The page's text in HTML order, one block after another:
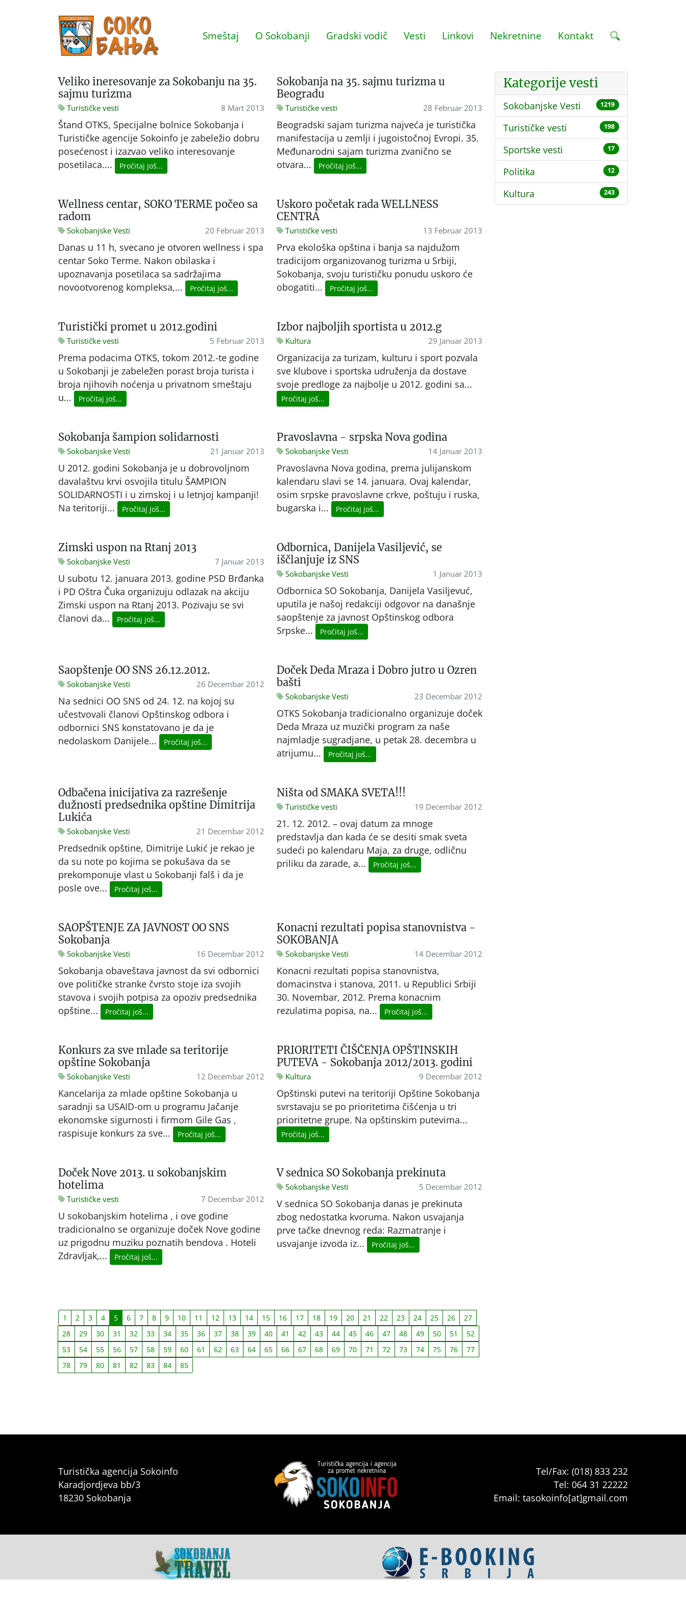
Smeštaj O Sokobanji Gradski vodič Vesti Linkovi Nekretnine Kontakt
Veliko ineresovanje za Sokobanju na 35.
sajmu turizma
Turističke vesti 8 Mart 2013
Štand OTKS, Specijalne bolnice Sokobanja i
Turističke agencije Sokoinfo je zabeležio dobru
posećenost i izazvao veliko interesovanje
posetilaca....
Pročitaj još...
Sokobanja na 35. sajmu turizma u
Beogradu
Turističke vesti 28 Februar 2013
Beogradski sajam turizma najveća je turistička
manifestacija u zemlji i jugoistočnoj Evropi. 35.
Međunarodni sajam turizma zvanično se
otvara...
Pročitaj još...
Wellness centar, SOKO TERME počeo sa
radom
Sokobanjske Vesti 20 Februar 2013
Danas u 11 h, svecano je otvoren wellness i spa
centar Soko Terme. Nakon obilaska i
upoznavanja posetilaca sa sadržajima
novootvorenog kompleksa,...
Pročitaj još...
Uskoro početak rada WELLNESS
CENTRA
Turističke vesti 13 Februar 2013
Prva ekološka opština i banja sa najdužom
tradicijom organizovanog turizma u Srbiji,
Sokobanja, svoju turističku ponudu uskoro će
obogatiti...
Pročitaj još...
Turistički promet u 2012.godini
Turističke vesti 5 Februar 2013
Prema podacima OTKS, tokom 2012.-te godine
u Sokobanji je zabeležen porast broja turista i
broja njihovih noćenja u privatnom smeštaju
u...
Pročitaj još...
Izbor najboljih sportista u 2012.g
Kultura 29 Januar 2013
Organizacija za turizam, kulturu i sport pozvala
sve klubove i sportska udruženja da dostave
svoje predloge za najbolje u 2012. godini sa...
Pročitaj još...
Sokobanja šampion solidarnosti
Sokobanjske Vesti 21 Januar 2013
U 2012. godini Sokobanja je u dobrovoljnom
davalaštvu krvi osvojila titulu ŠAMPION
SOLIDARNOSTI i u zimskoj i u letnjoj kampanji!
Na teritoriji...
Pročitaj još...
Pravoslavna - srpska Nova godina
Sokobanjske Vesti 14 Januar 2013
Pravoslavna Nova godina, prema julijanskom
kalendaru slavi se 14. januara. Ovaj kalendar,
osim srpske pravoslavne crkve, poštuju i ruska,
bugarska i...
Pročitaj još...
Zimski uspon na Rtanj 2013
Sokobanjske Vesti 7 Januar 2013
U subotu 12. januara 2013. godine PSD Brđanka
i PD Oštra Čuka organizuju odlazak na akciju
Zimski uspon na Rtanj 2013. Pozivaju se svi
članovi da...
Pročitaj još...
Odbornica, Danijela Vasiljević, se
iščlanjuje iz SNS
Sokobanjske Vesti 1 Januar 2013
Odbornica SO Sokobanja, Danijela Vasiljevuć,
uputila je našoj redakciji odgovor na današnje
saopštenje za javnost Opštinskog odbora
Srpske...
Pročitaj još...
Saopštenje OO SNS 26.12.2012.
Sokobanjske Vesti 26 Decembar 2012
Na sednici OO SNS od 24. 12. na kojoj su
učestvovali članovi Opštinskog odbora i
odbornici SNS konstatovano je da je
nedolaskom Danijele...
Pročitaj još...
Doček Deda Mraza i Dobro jutro u Ozren
bašti
Sokobanjske Vesti 23 Decembar 2012
OTKS Sokobanja tradicionalno organizuje doček
Deda Mraza uz muzički program za naše
najmladje sugradjane, u petak 28. decembra u
atrijumu...
Pročitaj još...
Odbačena inicijativa za razrešenje
dužnosti predsednika opštine Dimitrija
Lukića
Sokobanjske Vesti 21 Decembar 2012
Predsednik opštine, Dimitrije Lukić je rekao je
da su note po kojima se pokušava da se
prekomponuje vlast u Sokobanji falš i da je
posle ove...
Pročitaj još...
Ništa od SMAKA SVETA!!!
Turističke vesti 19 Decembar 2012
21. 12. 2012. – ovaj datum za mnoge
predstavlja dan kada će se desiti smak sveta
sudeći po kalendaru Maja, za druge, odličnu
priliku da zarade, a...
Pročitaj još...
SAOPŠTENJE ZA JAVNOST OO SNS
Sokobanja
Sokobanjske Vesti 16 Decembar 2012
Sokobanja obaveštava javnost da svi odbornici
ove političke stranke čvrsto stoje iza svojih
stavova i svojih potpisa za opoziv predsednika
opštine...
Pročitaj još...
Konacni rezultati popisa stanovnistva -
SOKOBANJA
Sokobanjske Vesti 14 Decembar 2012
Konacni rezultati popisa stanovnistva,
domacinstva i stanova, 2011. u Republici Srbiji
30. Novembar, 2012. Prema konacnim
rezulatima popisa, na...
Pročitaj još...
Konkurs za sve mlade sa teritorije
opštine Sokobanja
Sokobanjske Vesti 12 Decembar 2012
Kancelarija za mlade opštine Sokobanja u
saradnji sa USAID-om u programu Jačanje
ekonomske sigurnosti i firmom Gile Gas ,
raspisuje konkurs za sve...
Pročitaj još...
PRIORITETI ČIŠĆENJA OPŠTINSKIH
PUTEVA - Sokobanja 2012/2013. godini
Kultura 9 Decembar 2012
Opštinski putevi na teritoriji Opštine Sokobanja
svrstavaju se po prioritetima čišćenja u tri
prioritetne grupe. Na opštinskim putevima...
Pročitaj još...
Doček Nove 2013. u sokobanjskim
hotelima
Turističke vesti 7 Decembar 2012
U sokobanjskim hotelima , i ove godine
tradicionalno se organizuje doček Nove godine
uz prigodnu muziku poznatih bendova . Hoteli
Zdravljak,...
Pročitaj još...
V sednica SO Sokobanja prekinuta
Sokobanjske Vesti 5 Decembar 2012
V sednica SO Sokobanja danas je prekinuta
zbog nedostatka kvoruma. Nakon usvajanja
prve tačke dnevnog reda: Razmatranje i
usvajanje izvoda iz...
Pročitaj još...
1 2 3 4 5 6 7 8 9 10 11 12 13 14 15 16 17 18 19 20 21 22 23 24 25 26
27
28
29 30 31 32 33 34 35 36 37 38 39 40 41 42 43 44 45 46 47 48 49 50 51
52
53
54 55 56 57 58 59 60 61 62 63 64 65 66 67 68 69 70 71 72 73 74 75 76
77
78
79 80 81 82 83 84 85
Kategorije vesti
Sokobanjske Vesti 1219
Turističke vesti 198
Sportske vesti 17
Politika 12
Kultura 243
Turistička agencija Sokoinfo
Karadjordjeva bb/3
18230 Sokobanja
Tel/Fax: (018) 833 232
Tel: 064 31 22222
Email: tasokoinfo[at]gmail.com